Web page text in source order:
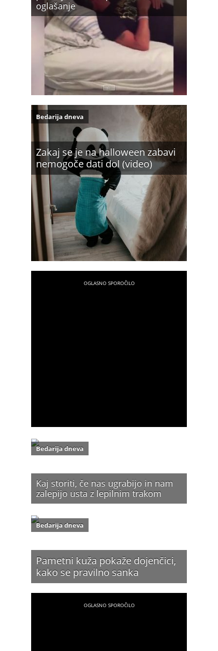
oglašanje
Zakaj se je na halloween zabavi
nemogoče dati dol (video)
Bedarija dneva
Kaj storiti, če nas ugrabijo in nam
zalepijo usta z lepilnim trakom
Bedarija dneva
Pametni kuža pokaže dojenčici,
kako se pravilno sanka
Bedarija dneva